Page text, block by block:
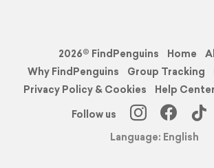
2026© FindPenguins Home
Why FindPenguins
Group Tracking
Privacy Policy & Cookies
Help Center
Follow us
Language: English